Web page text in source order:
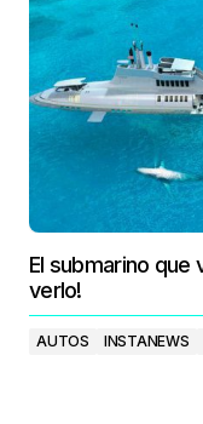
El submarino que
verlo!
AUTOS INSTANEWS